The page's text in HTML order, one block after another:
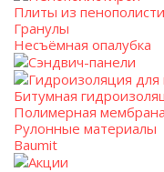
Плиты из
Гранулы
Несъёмная опалубка
Сэндвич-панели
Гидроизоляция
Битумная
Полимерная мембрана
Рулонные материалы
Baumit
Акции